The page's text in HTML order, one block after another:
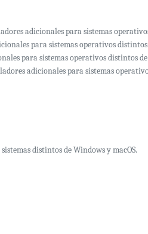
adicionales para sistemas
para sistemas operativos
para sistemas operativos distintos
adicionales para sistemas
distintos de Windows y macOS.